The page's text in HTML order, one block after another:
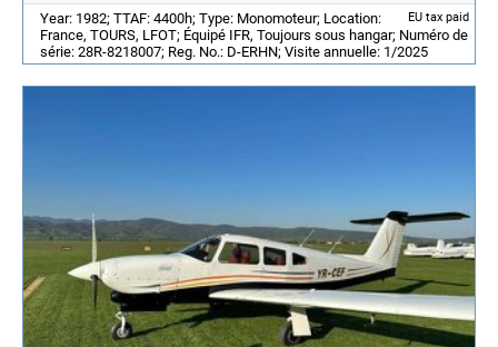
EU tax paid
Year: 1982; TTAF: 4400h; Type: Monomoteur; Location:
France, TOURS, LFOT; Équipé IFR, Toujours sous hangar; Numéro de
série: 28R-8218007; Reg. No.: D-ERHN; Visite annuelle: 1/2025